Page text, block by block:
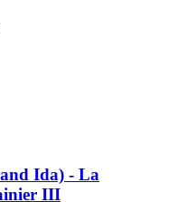
Ida) - La
III